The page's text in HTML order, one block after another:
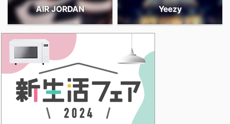
AIR JORDAN Yeezy